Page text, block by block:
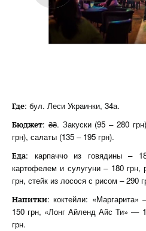
Где: бул. Леси Украинки, 34а.
Бюджет: ₴₴. Закуски (95 – 280
грн), салаты (135 – 195 грн).
Еда: карпаччо из говядины –
картофелем и сулугуни – 180
грн, стейк из лосося с рисом – 290
Напитки: коктейли:
150 грн, «Лонг Айленд Айс Ти» —
грн.